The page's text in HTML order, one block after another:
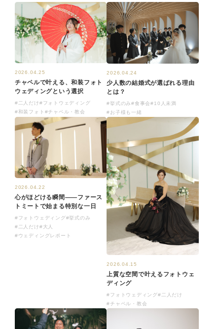
2026.04.25
チャペルで叶える、和装フォト
ウェディングという選択
#二人だけ#フォトウェディング
#和装フォト #チャペル・教会
2026.04.24
少人数の結婚式が選ばれる理由
とは？
#挙式のみ#食事会#10人未満
#お子様も一緒
2026.04.22
心がほどける瞬間——ファース
トミートで始まる特別な一日
#フォトウェディング#挙式のみ
#二人だけ#大人
#ウェディングレポート
2026.04.15
上質な空間で叶えるフォトウェ
ディング
#フォトウェディング#二人だけ
#チャペル・教会